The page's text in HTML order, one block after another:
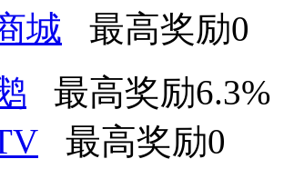
城 最高奖励0
最高奖励6.3%
最高奖励0